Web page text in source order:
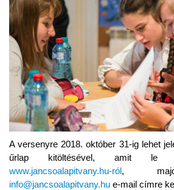
A versenyre 2018. október 31-ig lehet
űrlap kitöltésével, amit
www.jancsoalapitvany.hu-ról,
info@jancsoalapitvany.hu e-mail címre